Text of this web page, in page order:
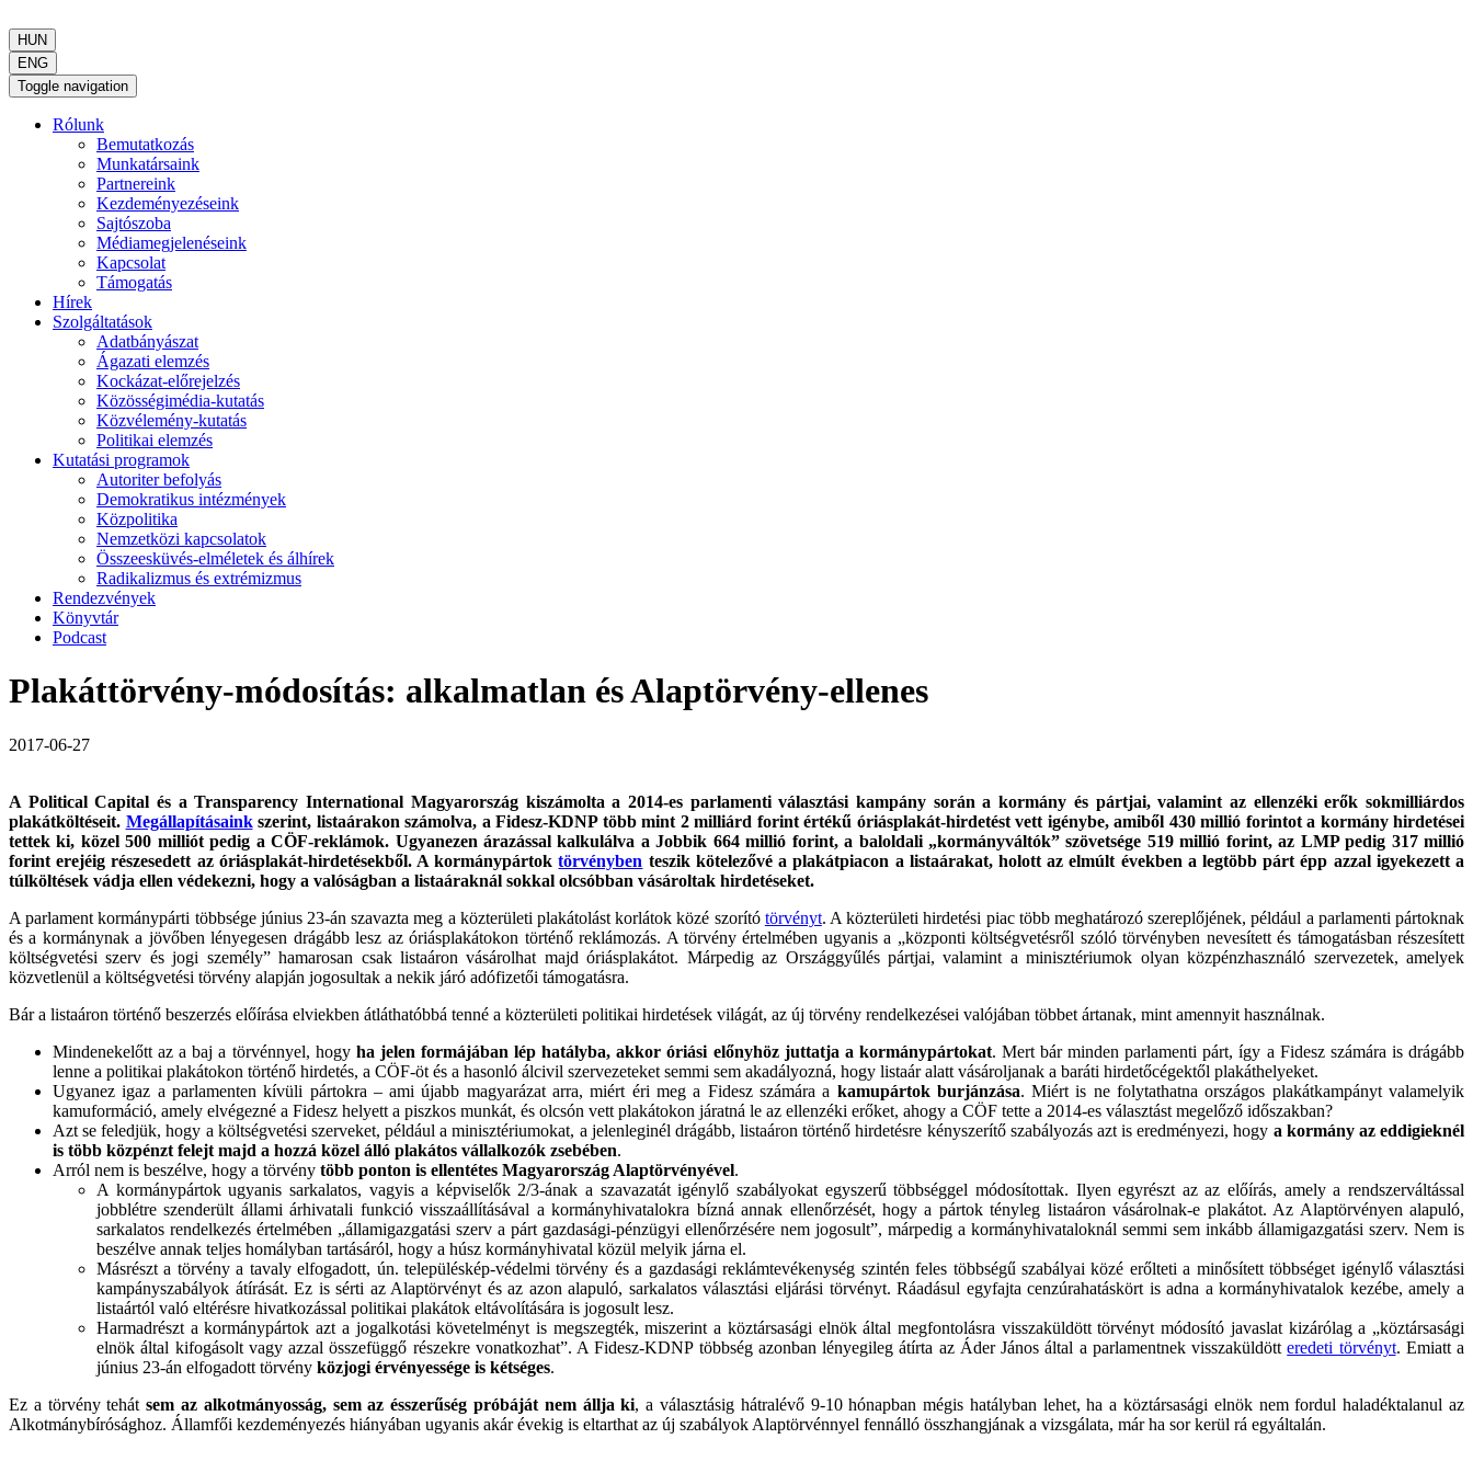
HUN
ENG
Toggle navigation
Rólunk
Bemutatkozás
Munkatársaink
Partnereink
Kezdeményezéseink
Sajtószoba
Médiamegjelenéseink
Kapcsolat
Támogatás
Hírek
Szolgáltatások
Adatbányászat
Ágazati elemzés
Kockázat-előrejelzés
Közösségimédia-kutatás
Közvélemény-kutatás
Politikai elemzés
Kutatási programok
Autoriter befolyás
Demokratikus intézmények
Közpolitika
Nemzetközi kapcsolatok
Összeesküvés-elméletek és álhírek
Radikalizmus és extrémizmus
Rendezvények
Könyvtár
Podcast
Plakáttörvény-módosítás: alkalmatlan és Alaptörvény-ellenes
2017-06-27
A Political Capital és a Transparency International Magyarország kiszámolta a 2014-es parlamenti választási kampány során a kormány és pártjai, valamint az ellenzéki erők sokmilliárdos
plakátköltéseit. Megállapításainkszerint, listaárakon számolva, a Fidesz-KDNP több mint 2 milliárd forint értékű óriásplakát-hirdetést vett igénybe, amiből 430 millió forintot a kormány hirdetései
tettek ki, közel 500 milliót pedig a CÖF-reklámok. Ugyanezen árazással kalkulálva a Jobbik 664 millió forint, a baloldali „kormányváltók” szövetsége 519 millió forint, az LMP pedig 317 millió
forint erejéig részesedett az óriásplakát-hirdetésekből. A kormánypártoktörvényben teszik kötelezővé a plakátpiacon a listaárakat, holott az elmúlt években a legtöbb párt épp azzal igyekezett a
túlköltések vádja ellen védekezni, hogy a valóságban a listaáraknál sokkal olcsóbban vásároltak hirdetéseket.
A parlament kormánypárti többsége június 23-án szavazta meg a közterületi plakátolást korlátok közé szorító törvényt. A közterületi hirdetési piac több meghatározó szereplőjének, például a parlamenti pártoknak
és a kormánynak a jövőben lényegesen drágább lesz az óriásplakátokon történő reklámozás. A törvény értelmében ugyanis a „központi költségvetésről szóló törvényben nevesített és támogatásban részesített
költségvetési szerv és jogi személy” hamarosan csak listaáron vásárolhat majd óriásplakátot. Márpedig az Országgyűlés pártjai, valamint a minisztériumok olyan közpénzhasználó szervezetek, amelyek
közvetlenül a költségvetési törvény alapján jogosultak a nekik járó adófizetői támogatásra.
Bár a listaáron történő beszerzés előírása elviekben átláthatóbbá tenné a közterületi politikai hirdetések világát, az új törvény rendelkezései valójában többet ártanak, mint amennyit használnak.
Mindenekelőtt az a baj a törvénnyel, hogy ha jelen formájában lép hatályba, akkor óriási előnyhöz juttatja a kormánypártokat. Mert bár minden parlamenti párt, így a Fidesz számára is drágább
lenne a politikai plakátokon történő hirdetés, a CÖF-öt és a hasonló álcivil szervezeteket semmi sem akadályozná, hogy listaár alatt vásároljanak a baráti hirdetőcégektől plakáthelyeket.
Ugyanez igaz a parlamenten kívüli pártokra – ami újabb magyarázat arra, miért éri meg a Fidesz számára a kamupártok burjánzása. Miért is ne folytathatna országos plakátkampányt valamelyik
kamuformáció, amely elvégezné a Fidesz helyett a piszkos munkát, és olcsón vett plakátokon járatná le az ellenzéki erőket, ahogy a CÖF tette a 2014-es választást megelőző időszakban?
Azt se feledjük, hogy a költségvetési szerveket, például a minisztériumokat, a jelenleginél drágább, listaáron történő hirdetésre kényszerítő szabályozás azt is eredményezi, hogy a kormány az eddigieknél
is több közpénzt felejt majd a hozzá közel álló plakátos vállalkozók zsebében.
Arról nem is beszélve, hogy a törvény több ponton is ellentétes Magyarország Alaptörvényével.
A kormánypártok ugyanis sarkalatos, vagyis a képviselők 2/3-ának a szavazatát igénylő szabályokat egyszerű többséggel módosítottak. Ilyen egyrészt az az előírás, amely a rendszerváltással
jobblétre szenderült állami árhivatali funkció visszaállításával a kormányhivatalokra bízná annak ellenőrzését, hogy a pártok tényleg listaáron vásárolnak-e plakátot. Az Alaptörvényen alapuló,
sarkalatos rendelkezés értelmében „államigazgatási szerv a párt gazdasági-pénzügyi ellenőrzésére nem jogosult”, márpedig a kormányhivataloknál semmi sem inkább államigazgatási szerv. Nem is
beszélve annak teljes homályban tartásáról, hogy a húsz kormányhivatal közül melyik járna el.
Másrészt a törvény a tavaly elfogadott, ún. településkép-védelmi törvény és a gazdasági reklámtevékenység szintén feles többségű szabályai közé erőlteti a minősített többséget igénylő választási
kampányszabályok átírását. Ez is sérti az Alaptörvényt és az azon alapuló, sarkalatos választási eljárási törvényt. Ráadásul egyfajta cenzúrahatáskört is adna a kormányhivatalok kezébe, amely a
listaártól való eltérésre hivatkozással politikai plakátok eltávolítására is jogosult lesz.
Harmadrészt a kormánypártok azt a jogalkotási követelményt is megszegték, miszerint a köztársasági elnök által megfontolásra visszaküldött törvényt módosító javaslat kizárólag a „köztársasági
elnök által kifogásolt vagy azzal összefüggő részekre vonatkozhat”. A Fidesz-KDNP többség azonban lényegileg átírta az Áder János által a parlamentnek visszaküldötteredeti törvényt. Emiatt a
június 23-án elfogadott törvény közjogi érvényessége is kétséges.
Ez a törvény tehátsem az alkotmányosság, sem az ésszerűség próbáját nem állja ki, a választásig hátralévő 9-10 hónapban mégis hatályban lehet, ha a köztársasági elnök nem fordul haladéktalanul az
Alkotmánybírósághoz. Államfői kezdeményezés hiányában ugyanis akár évekig is eltarthat az új szabályok Alaptörvénnyel fennálló összhangjának a vizsgálata, már ha sor kerül rá egyáltalán.